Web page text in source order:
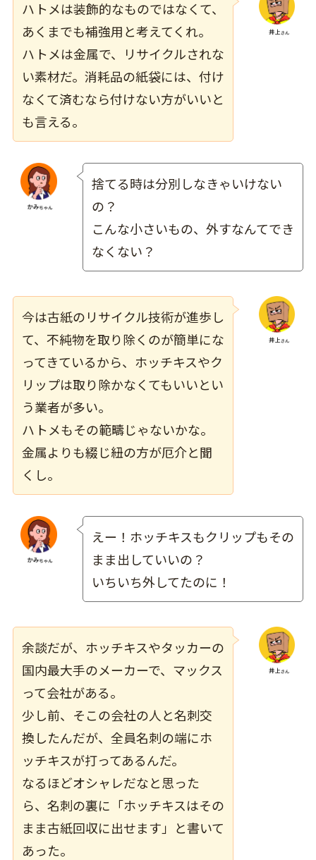
ハトメは装飾的なものではなくて、
あくまでも補強用と考えてくれ。
ハトメは金属で、
リサイクルされな
い素材だ。消耗品の紙袋には、付け
なくて済むなら付けない方がいいと
も言える。
捨てる時は分別しなきゃいけない
の？
こんな小さいもの、外すなんてでき
なくない？
今は古紙のリサイクル技術が進歩し
て、不純物を取り除くのが簡単にな
ってきているから、ホッチキスやク
リップは取り除かなくてもいいとい
う業者が多い。
ハトメもその範疇じゃないかな。
金属よりも綴じ紐の方が厄介と聞
くし。
えー！ホッチキスもクリップもその
まま出していいの？
いちいち外してたのに！
余談だが、ホッチキスやタッカーの
国内最大手のメーカーで、マックス
って会社がある。
少し前、そこの会社の人と名刺交
換したんだが、全員名刺の端にホ
ッチキスが打ってあるんだ。
なるほどオシャレだなと思った
ら、名刺の裏に「ホッチキスはその
まま古紙回収に出せます」と書いて
あった。